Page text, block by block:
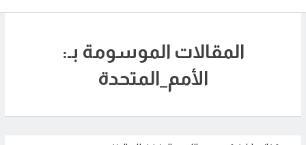
المقالات الموسومة بـ:
الأمم_المتحدة